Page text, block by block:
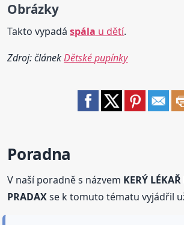
Obrázky
Takto vypadáspála u dětí.
Zdroj: článekDětské pupínky
Poradna
V naší poradně s názvem KERÝ
PRADAXse k tomuto tématu vyjádřil